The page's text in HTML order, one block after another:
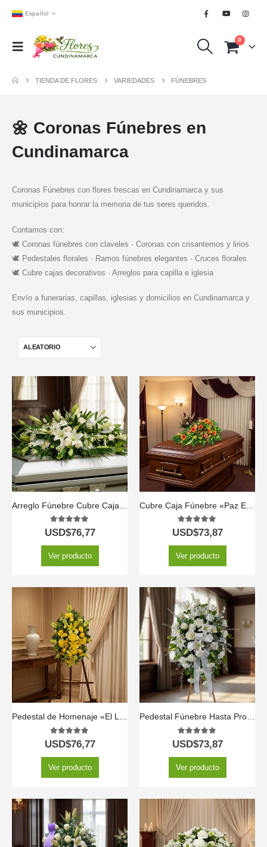
Español
0
TIENDA DE FLORES VARIEDADES FÚNEBRES
🌼 Coronas Fúnebres en
Cundinamarca
Coronas Fúnebres con flores frescas en Cundinamarca y sus
municipios para honrar la memoria de tus seres queridos.
Contamos con:
🕊️ Coronas fúnebres con claveles · Coronas con crisantemos y lirios
🕊️ Pedestales florales · Ramos fúnebres elegantes · Cruces florales
🕊️ Cubre cajas decorativos · Arreglos para capilla e iglesia
Envío a funerarias, capillas, iglesias y domicilios en Cundinamarca y
sus municipios.
5.00out of 5
USD$76,77
Ver producto
5.00out of 5
USD$73,87
Ver producto
Pedestal de Homenaje «El Legado de Sebastian» 🌿
5.00out of 5
USD$76,77
Ver producto
Pedestal Fúnebre Hasta Pronto
5.00out of 5
USD$73,87
Ver producto